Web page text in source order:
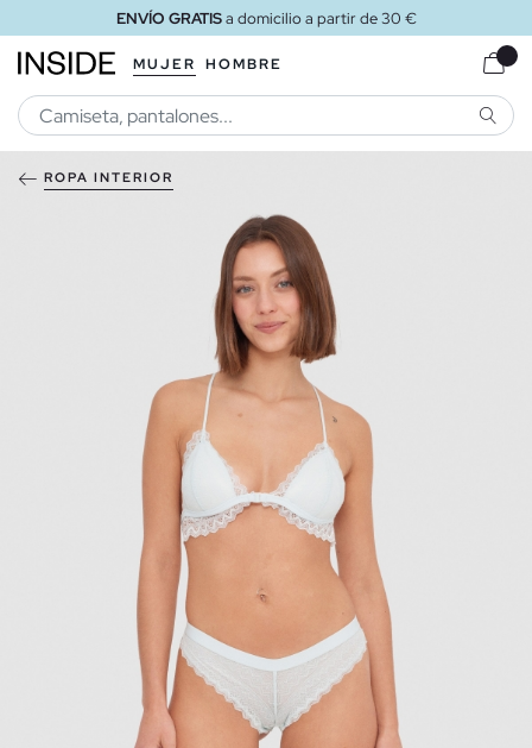
ENVÍO GRATISa domicilio a partir de 30 €
MUJER HOMBRE
ROPA INTERIOR